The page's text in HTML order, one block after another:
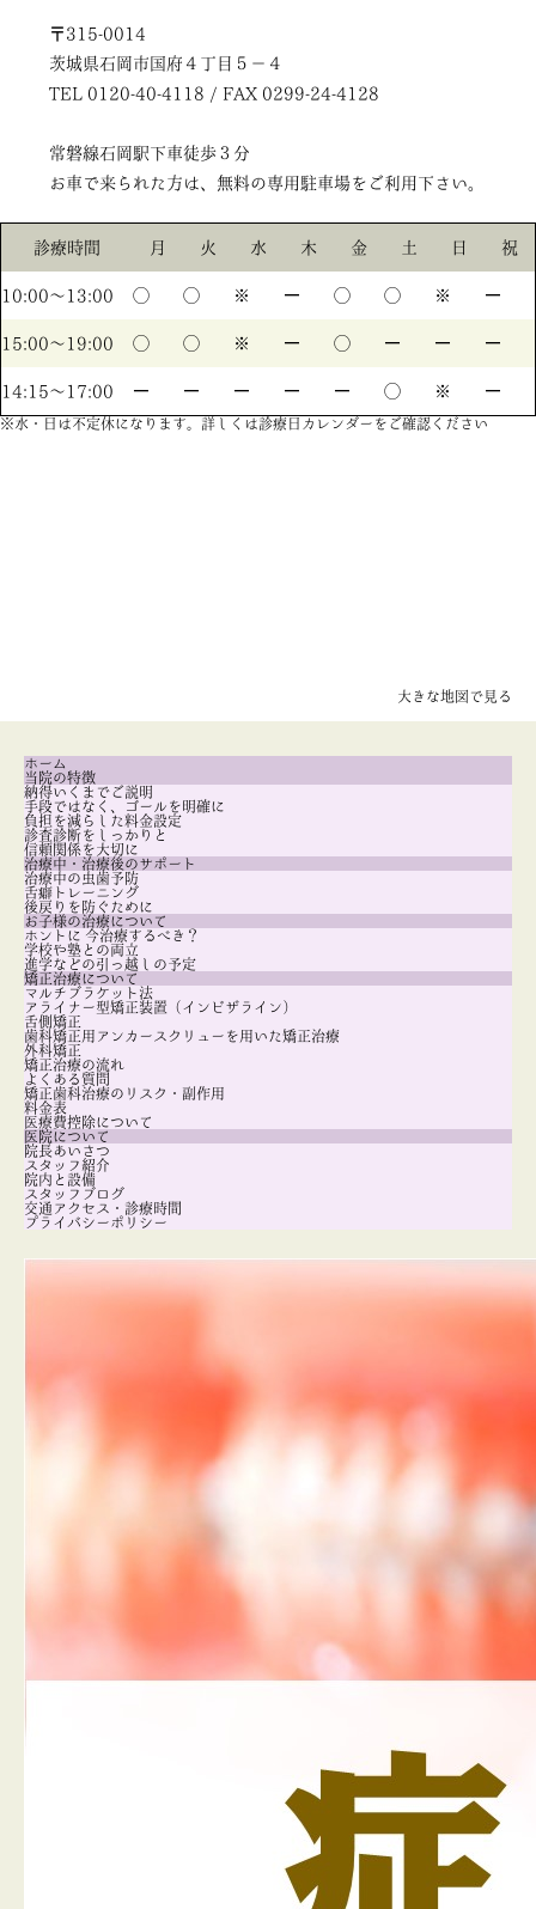
〒315-0014
茨城県石岡市国府４丁目５－４
TEL 0120-40-4118 / FAX 0299-24-4128
常磐線石岡駅下車徒歩３分
お車で来られた方は、無料の専用駐車場をご利用下さい。
診療時間 月 火 水 木 金 土 日 祝
10:00〜13:00 ◯ ◯ ※ ー ◯ ◯ ※ ー
15:00〜19:00 ◯ ◯ ※ ー ◯ ー ー ー
14:15〜17:00 ー ー ー ー ー ◯ ※ ー
※水・日は不定休になります。詳しくは診療日カレンダーをご確認ください
大きな地図で見る
ホーム
当院の特徴
納得いくまでご説明
手段ではなく、ゴールを明確に
負担を減らした料金設定
診査診断をしっかりと
信頼関係を大切に
治療中・治療後のサポート
治療中の虫歯予防
舌癖トレーニング
後戻りを防ぐために
お子様の治療について
ホントに 今治療するべき？
学校や塾との両立
進学などの引っ越しの予定
矯正治療について
マルチブラケット法
アライナー型矯正装置（インビザライン）
舌側矯正
歯科矯正用アンカースクリューを用いた矯正治療
外科矯正
矯正治療の流れ
よくある質問
矯正歯科治療のリスク・副作用
料金表
医療費控除について
医院について
院長あいさつ
スタッフ紹介
院内と設備
スタッフブログ
交通アクセス・診療時間
プライバシーポリシー